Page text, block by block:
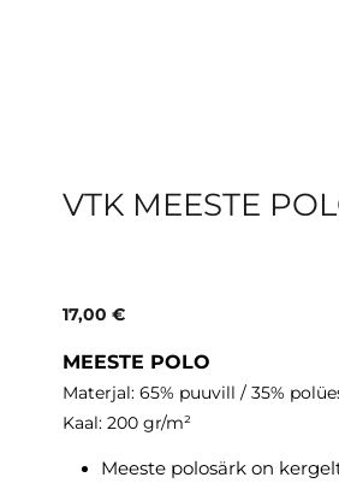
VTK MEESTE
17,00 €
MEESTE POLO
Materjal: 65% puuvill / 35%
Kaal: 200 gr/m²
Meeste polosärk on